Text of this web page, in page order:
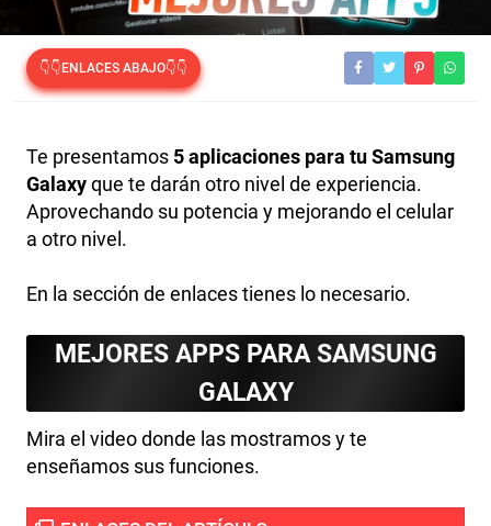
👇👇ENLACES ABAJO👇👇
Te presentamos 5 aplicaciones para tu Samsung
Galaxyque te darán otro nivel de experiencia.
Aprovechando su potencia y mejorando el celular
a otro nivel.
En la sección de enlaces tienes lo necesario.
MEJORES APPS PARA SAMSUNG
GALAXY
Mira el video donde las mostramos y te
enseñamos sus funciones.